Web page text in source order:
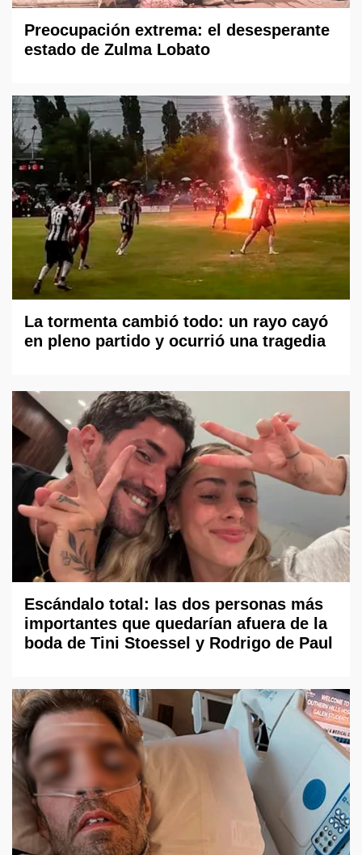
Preocupación extrema: el desesperante
estado de Zulma Lobato
La tormenta cambió todo: un rayo cayó
en pleno partido y ocurrió una tragedia
Escándalo total: las dos personas más
importantes que quedarían afuera de la
boda de Tini Stoessel y Rodrigo de Paul